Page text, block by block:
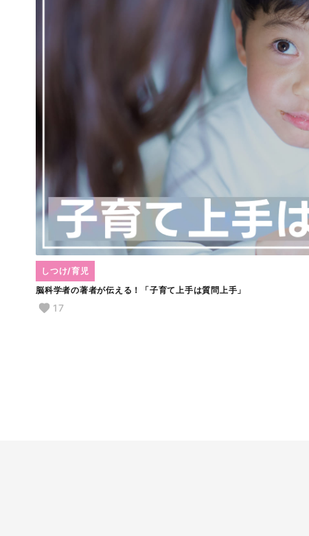
脳科学者の著者が伝える！「子育て上手は質問上手」
しつけ/育児
17